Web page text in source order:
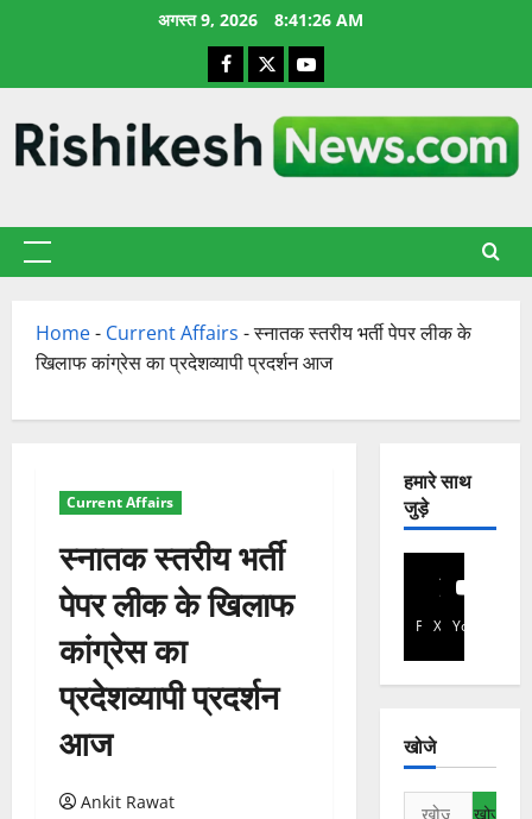
अगस्त 9, 2026 8:41:27 AM
Facebook
X YouTube
प्राथमिक
Home- Current Affairs -स्नातक स्तरीय भर्ती पेपर लीक के
खिलाफ कांग्रेस का प्रदेशव्यापी प्रदर्शन आज
Current Affairs
स्नातक स्तरीय भर्ती
पेपर लीक के खिलाफ
कांग्रेस का
प्रदेशव्यापी प्रदर्शन
आज
Ankit Rawat
हमारे साथ
जुड़े
Facebook
X YouTube
खोजे
निम्न